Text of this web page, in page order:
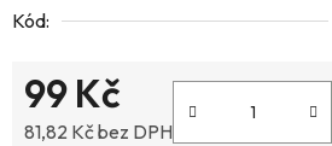
Kód:
99 Kč
81,82 Kč bez DPH